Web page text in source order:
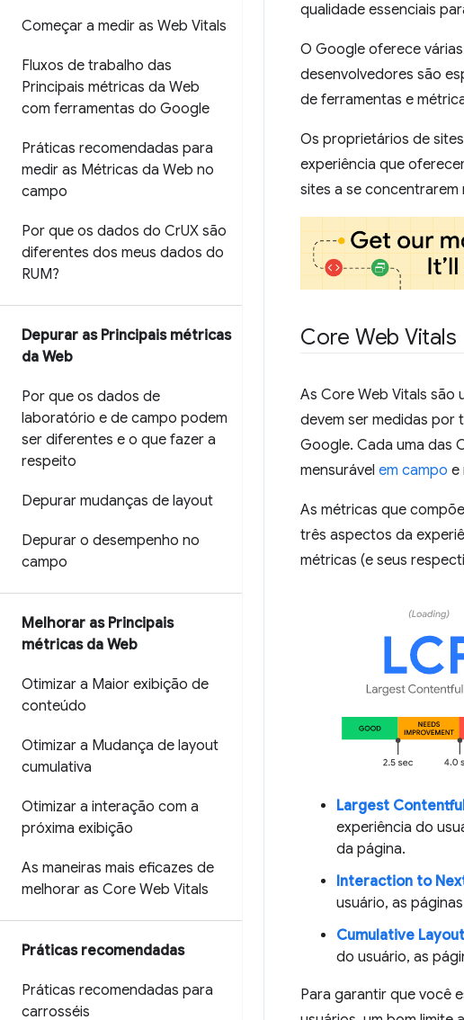
Começar a medir as Web Vitals
Fluxos de trabalho das
Principais métricas da Web
com ferramentas do Google
Práticas recomendadas para
medir as Métricas da Web no
campo
Por que os dados do CrUX são
diferentes dos meus dados do
RUM?
Depurar as Principais métricas
da Web
Por que os dados de
laboratório e de campo podem
ser diferentes e o que fazer a
respeito
Depurar mudanças de layout
Depurar o desempenho no
campo
Melhorar as Principais
métricas da Web
Otimizar a Maior exibição de
conteúdo
Otimizar a Mudança de layout
cumulativa
Otimizar a interação com a
próxima exibição
As maneiras mais eficazes de
melhorar as Core Web Vitals
Práticas recomendadas
Práticas recomendadas para
carrosséis
qualidade essenciais
O Google oferece
desenvolvedores são
de ferramentas e
Os proprietários de
experiência que
sites a se concentrarem
Core Web Vitals
As Core Web Vitals são
devem ser medidas por
Google. Cada uma das
mensurável em campo e
As métricas que
três aspectos da
métricas (e seus
Largest
experiência do
da página.
Interaction to
usuário, as
Cumulative
do usuário, as
Para garantir que você